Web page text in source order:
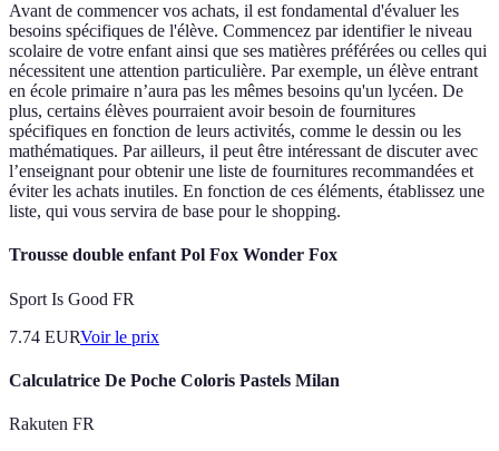
Avant de commencer vos achats, il est fondamental d'évaluer les
besoins spécifiques de l'élève. Commencez par identifier le niveau
scolaire de votre enfant ainsi que ses matières préférées ou celles qui
nécessitent une attention particulière. Par exemple, un élève entrant
en école primaire n’aura pas les mêmes besoins qu'un lycéen. De
plus, certains élèves pourraient avoir besoin de fournitures
spécifiques en fonction de leurs activités, comme le dessin ou les
mathématiques. Par ailleurs, il peut être intéressant de discuter avec
l’enseignant pour obtenir une liste de fournitures recommandées et
éviter les achats inutiles. En fonction de ces éléments, établissez une
liste, qui vous servira de base pour le shopping.
Trousse double enfant Pol Fox Wonder Fox
Sport Is Good FR
7.74 EURVoir le prix
Calculatrice De Poche Coloris Pastels Milan
Rakuten FR